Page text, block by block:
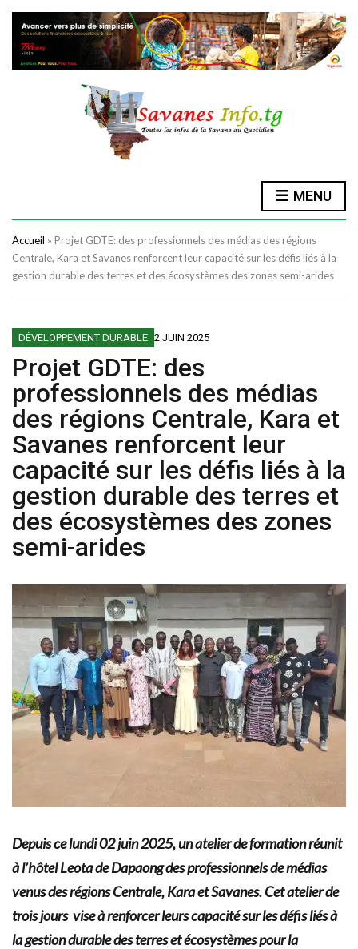
MENU
Accueil » Projet GDTE: des professionnels des médias des régions
Centrale, Kara et Savanes renforcent leur capacité sur les défis liés à la
gestion durable des terres et des écosystèmes des zones semi-arides
DÉVELOPPEMENT DURABLE 2 JUIN 2025
Projet GDTE: des
professionnels des médias
des régions Centrale, Kara et
Savanes renforcent leur
capacité sur les défis liés à la
gestion durable des terres et
des écosystèmes des zones
semi-arides
Depuis ce lundi 02 juin 2025, un atelier de formation réunit
à l’hôtel Leota de Dapaong des professionnels de médias
venus des régions Centrale, Kara et Savanes. Cet atelier de
trois jours vise à renforcer leurs capacité sur les défis liés à
la gestion durable des terres et écosystèmes pour la